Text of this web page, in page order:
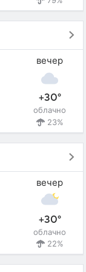
вечер
+30°
облачно
23%
вечер
+30°
облачно
22%